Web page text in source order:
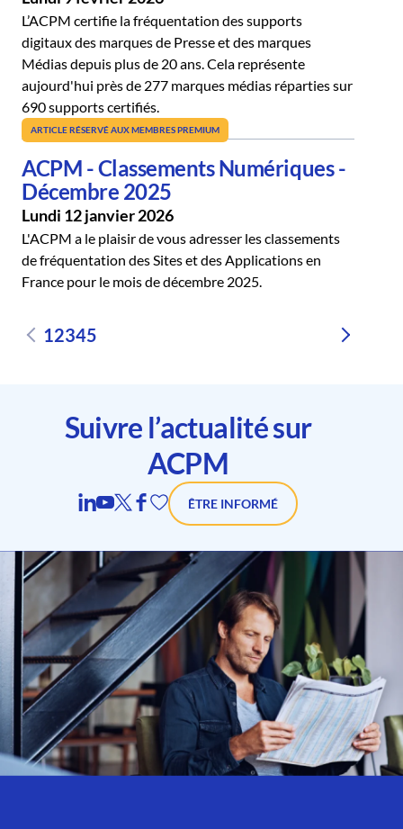
L’ACPM certifie la fréquentation des supports
digitaux des marques de Presse et des marques
Médias depuis plus de 20 ans. Cela représente
aujourd'hui près de 277 marques médias réparties sur
690 supports certifiés.
ARTICLE RÉSERVÉ AUX MEMBRES PREMIUM
Lundi 12 janvier 2026
ACPM - Classements Numériques -
Décembre 2025
L'ACPM a le plaisir de vous adresser les classements
de fréquentation des Sites et des Applications en
France pour le mois de décembre 2025.
12345
Suivre l’actualité sur
ACPM
ÊTRE INFORMÉ